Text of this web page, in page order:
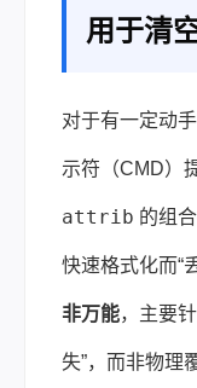
用于清
对于有一定动
示符（CMD）
attrib 的组
快速格式化而“
非万能，主要
失”，而非物理